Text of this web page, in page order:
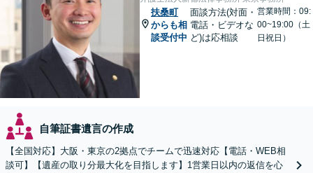
扶桑町
からも相
談受付中
面談方法(対面・
電話・ビデオな
ど)は応相談
営業時間：09:
00~19:00（土
日祝日）
自筆証書遺言の作成
【全国対応】大阪・東京の2拠点でチームで迅速対応【電話・WEB相
談可】【遺産の取り分最大化を目指します】1営業日以内の返信を心